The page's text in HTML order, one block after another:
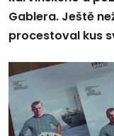
Gablera. Ještě
procestoval kus